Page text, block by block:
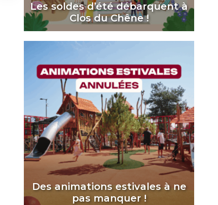
Les soldes d’été débarquent à
Clos du Chêne !
Des animations estivales à ne
pas manquer !